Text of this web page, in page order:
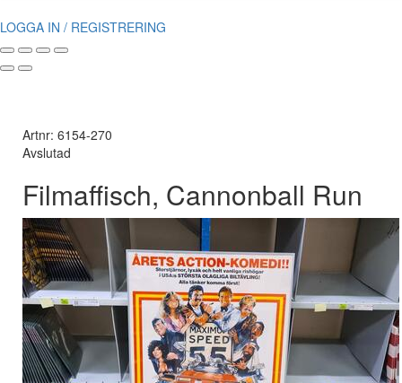
LOGGA IN / REGISTRERING
Artnr: 6154-270
Avslutad
Filmaffisch, Cannonball Run